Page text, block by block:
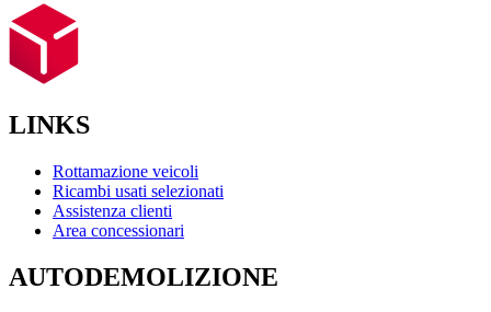
LINKS
Rottamazione veicoli
Ricambi usati selezionati
Assistenza clienti
Area concessionari
AUTODEMOLIZIONE